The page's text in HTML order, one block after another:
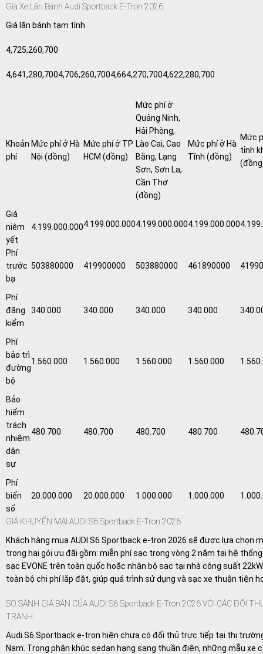
Giá Xe Lăn Bánh Audi Sportback E-Tron 2026
Giá lăn bánh tạm tính
4,725,260,700
4,641,280,7004,706,260,7004,664,270,7004,622,280,700
Khoản
phí
Mức phí ở Hà
Nội (đồng)
Mức phí ở TP
HCM (đồng)
Mức phí ở
Quảng Ninh,
Hải Phòng,
Lào Cai, Cao
Bằng, Lạng
Sơn, Sơn La,
Cần Thơ
(đồng)
Mức phí ở Hà
Tĩnh (đồng)
Mức
tỉnh
Giá
niêm
yết
4.199.000.0004.199.000.0004.199.000.0004.199.000.000
Phí
trước
bạ
503880000 419900000 503880000 461890000
Phí
đăng
kiểm
340.000 340.000 340.000 340.000
Phí
bảo trì
đường
bộ
1.560.000 1.560.000 1.560.000 1.560.000
Bảo
hiểm
trách
nhiệm
dân
sự
480.700 480.700 480.700 480.700
Phí
biển
số
20.000.000 20.000.000 1.000.000 1.000.000
GIÁ KHUYẾN MẠI AUDI S6 Sportback E-Tron 2026
Khách hàng mua AUDI S6 Sportback e-tron 2026 sẽ được lựa chọn
trong hai gói ưu đãi gồm: miễn phí sạc trong vòng 2 năm tại hệ
sạc EVONE trên toàn quốc hoặc nhận bộ sạc tại nhà công suất
toàn bộ chi phí lắp đặt, giúp quá trình sử dụng và sạc xe thuận tiện
SO SÁNH GIÁ BÁN CỦA AUDI S6 Sportback E-Tron 2026 VỚI CÁC ĐỐI
TRANH
Audi S6 Sportback e-tron hiện chưa có đối thủ trực tiếp tại thị
Nam. Trong phân khúc sedan hạng sang thuần điện, những mẫu xe